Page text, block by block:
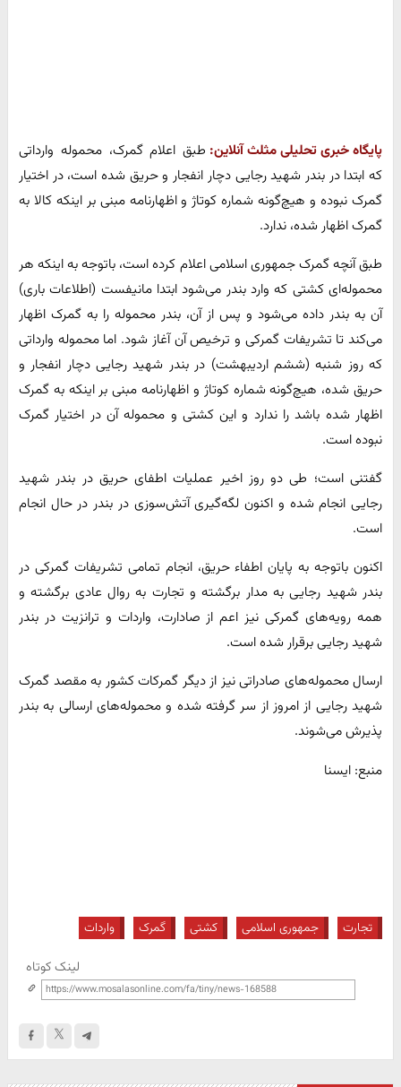
پایگاه خبری تحلیلی مثلث آنلاین: طبق اعلام گمرک، محموله وارداتی
که ابتدا در بندر شهید رجایی دچار انفجار و حریق شده است، در اختیار
گمرک نبوده و هیچ‌گونه شماره کوتاژ و اظهارنامه مبنی بر اینکه کالا به
گمرک اظهار شده، ندارد.
طبق آنچه گمرک جمهوری اسلامی اعلام کرده است، باتوجه به اینکه هر
محموله‌ای کشتی که وارد بندر می‌شود ابتدا مانیفست (اطلاعات باری)
آن به بندر داده می‌شود و پس از آن، بندر محموله را به گمرک اظهار
می‌کند تا تشریفات گمرکی و ترخیص آن آغاز شود. اما محموله وارداتی
که روز شنبه (ششم اردیبهشت) در بندر شهید رجایی دچار انفجار و
حریق شده، هیچ‌گونه شماره کوتاژ و اظهارنامه مبنی بر اینکه به گمرک
اظهار شده باشد را ندارد و این کشتی و محموله آن در اختیار گمرک
نبوده است.
گفتنی است؛ طی دو روز اخیر عملیات اطفای حریق در بندر شهید
رجایی انجام شده و اکنون لگه‌گیری آتش‌سوزی در بندر در حال انجام
است.
اکنون باتوجه به پایان اطفاء حریق، انجام تمامی تشریفات گمرکی در
بندر شهید رجایی به مدار برگشته و تجارت به روال عادی برگشته و
همه رویه‌های گمرکی نیز اعم از صادارت، واردات و ترانزیت در بندر
شهید رجایی برقرار شده است.
ارسال محموله‌های صادراتی نیز از دیگر گمرکات کشور به مقصد گمرک
شهید رجایی از امروز از سر گرفته شده و محموله‌های ارسالی به بندر
پذیرش می‌شوند.
منبع: ایسنا
تجارت جمهوری اسلامی کشتی گمرک واردات
لینک کوتاه